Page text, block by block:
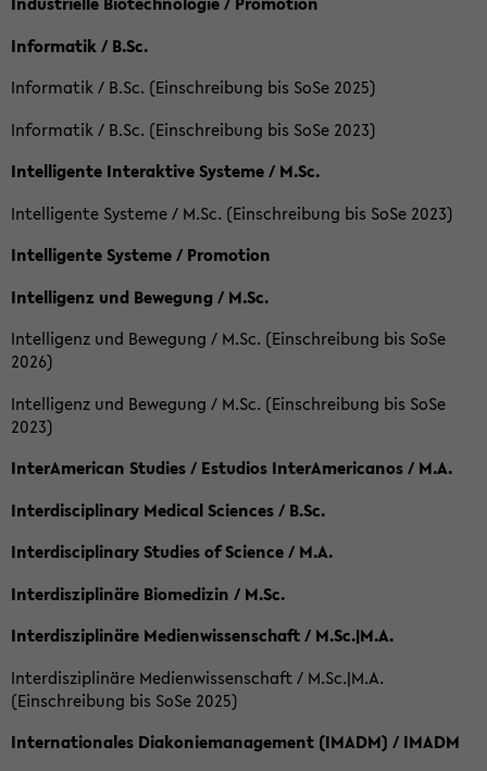
Informatik / B.Sc.
Informatik / B.Sc. (Einschreibung bis SoSe 2025)
Informatik / B.Sc. (Einschreibung bis SoSe 2023)
Intelligente Interaktive Systeme / M.Sc.
Intelligente Systeme / M.Sc. (Einschreibung bis SoSe 2023)
Intelligente Systeme / Promotion
Intelligenz und Bewegung / M.Sc.
Intelligenz und Bewegung / M.Sc. (Einschreibung bis SoSe
2026)
Intelligenz und Bewegung / M.Sc. (Einschreibung bis SoSe
2023)
InterAmerican Studies / Estudios InterAmericanos / M.A.
Interdisciplinary Medical Sciences / B.Sc.
Interdisciplinary Studies of Science / M.A.
Interdisziplinäre Biomedizin / M.Sc.
Interdisziplinäre Medienwissenschaft / M.Sc.|M.A.
Interdisziplinäre Medienwissenschaft / M.Sc.|M.A.
(Einschreibung bis SoSe 2025)
Internationales Diakoniemanagement (IMADM) / IMADM